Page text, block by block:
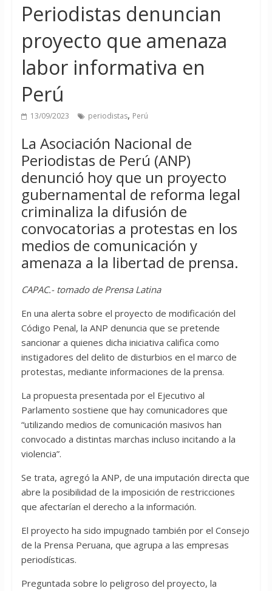
Periodistas denuncian
proyecto que amenaza
labor informativa en
Perú
13/09/2023 periodistas, Perú
La Asociación Nacional de
Periodistas de Perú (ANP)
denunció hoy que un proyecto
gubernamental de reforma legal
criminaliza la difusión de
convocatorias a protestas en los
medios de comunicación y
amenaza a la libertad de prensa.
CAPAC.- tomado de Prensa Latina
En una alerta sobre el proyecto de modificación del
Código Penal, la ANP denuncia que se pretende
sancionar a quienes dicha iniciativa califica como
instigadores del delito de disturbios en el marco de
protestas, mediante informaciones de la prensa.
La propuesta presentada por el Ejecutivo al
Parlamento sostiene que hay comunicadores que
“utilizando medios de comunicación masivos han
convocado a distintas marchas incluso incitando a la
violencia”.
Se trata, agregó la ANP, de una imputación directa que
abre la posibilidad de la imposición de restricciones
que afectarían el derecho a la información.
El proyecto ha sido impugnado también por el Consejo
de la Prensa Peruana, que agrupa a las empresas
periodísticas.
Preguntada sobre lo peligroso del proyecto, la